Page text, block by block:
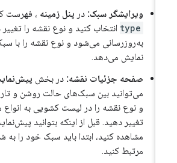
ویرایشگر سبک:درپنل زمینه، فهرست
typeانتخاب کنید و نوع نقشه را تغییر
به‌روزرسانی می‌شود و نوع نقشه را با سبک
نمایش می‌دهد.
صفحه جزئیات نقشه:در بخشپیش‌نمایش
می‌توانید بین سبک‌های حالت روشن و تاریک
و نوع نقشه را در لیست کشویی به انواع
تغییر دهید. قبل از اینکه بتوانید پیش‌نمایش
مشاهده کنید، ابتدا باید سبک خود را به
مرتبط کنید.